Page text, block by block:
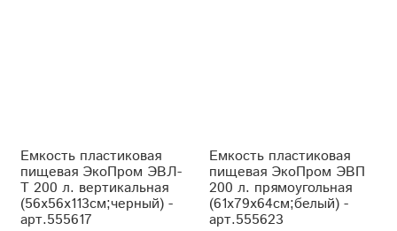
Емкость пластиковая
пищевая ЭкоПром ЭВЛ-
Т 200 л. вертикальная
(56x56x113см;черный) -
арт.555617
Емкость пластиковая
пищевая ЭкоПром ЭВП
200 л. прямоугольная
(61x79x64см;белый) -
арт.555623